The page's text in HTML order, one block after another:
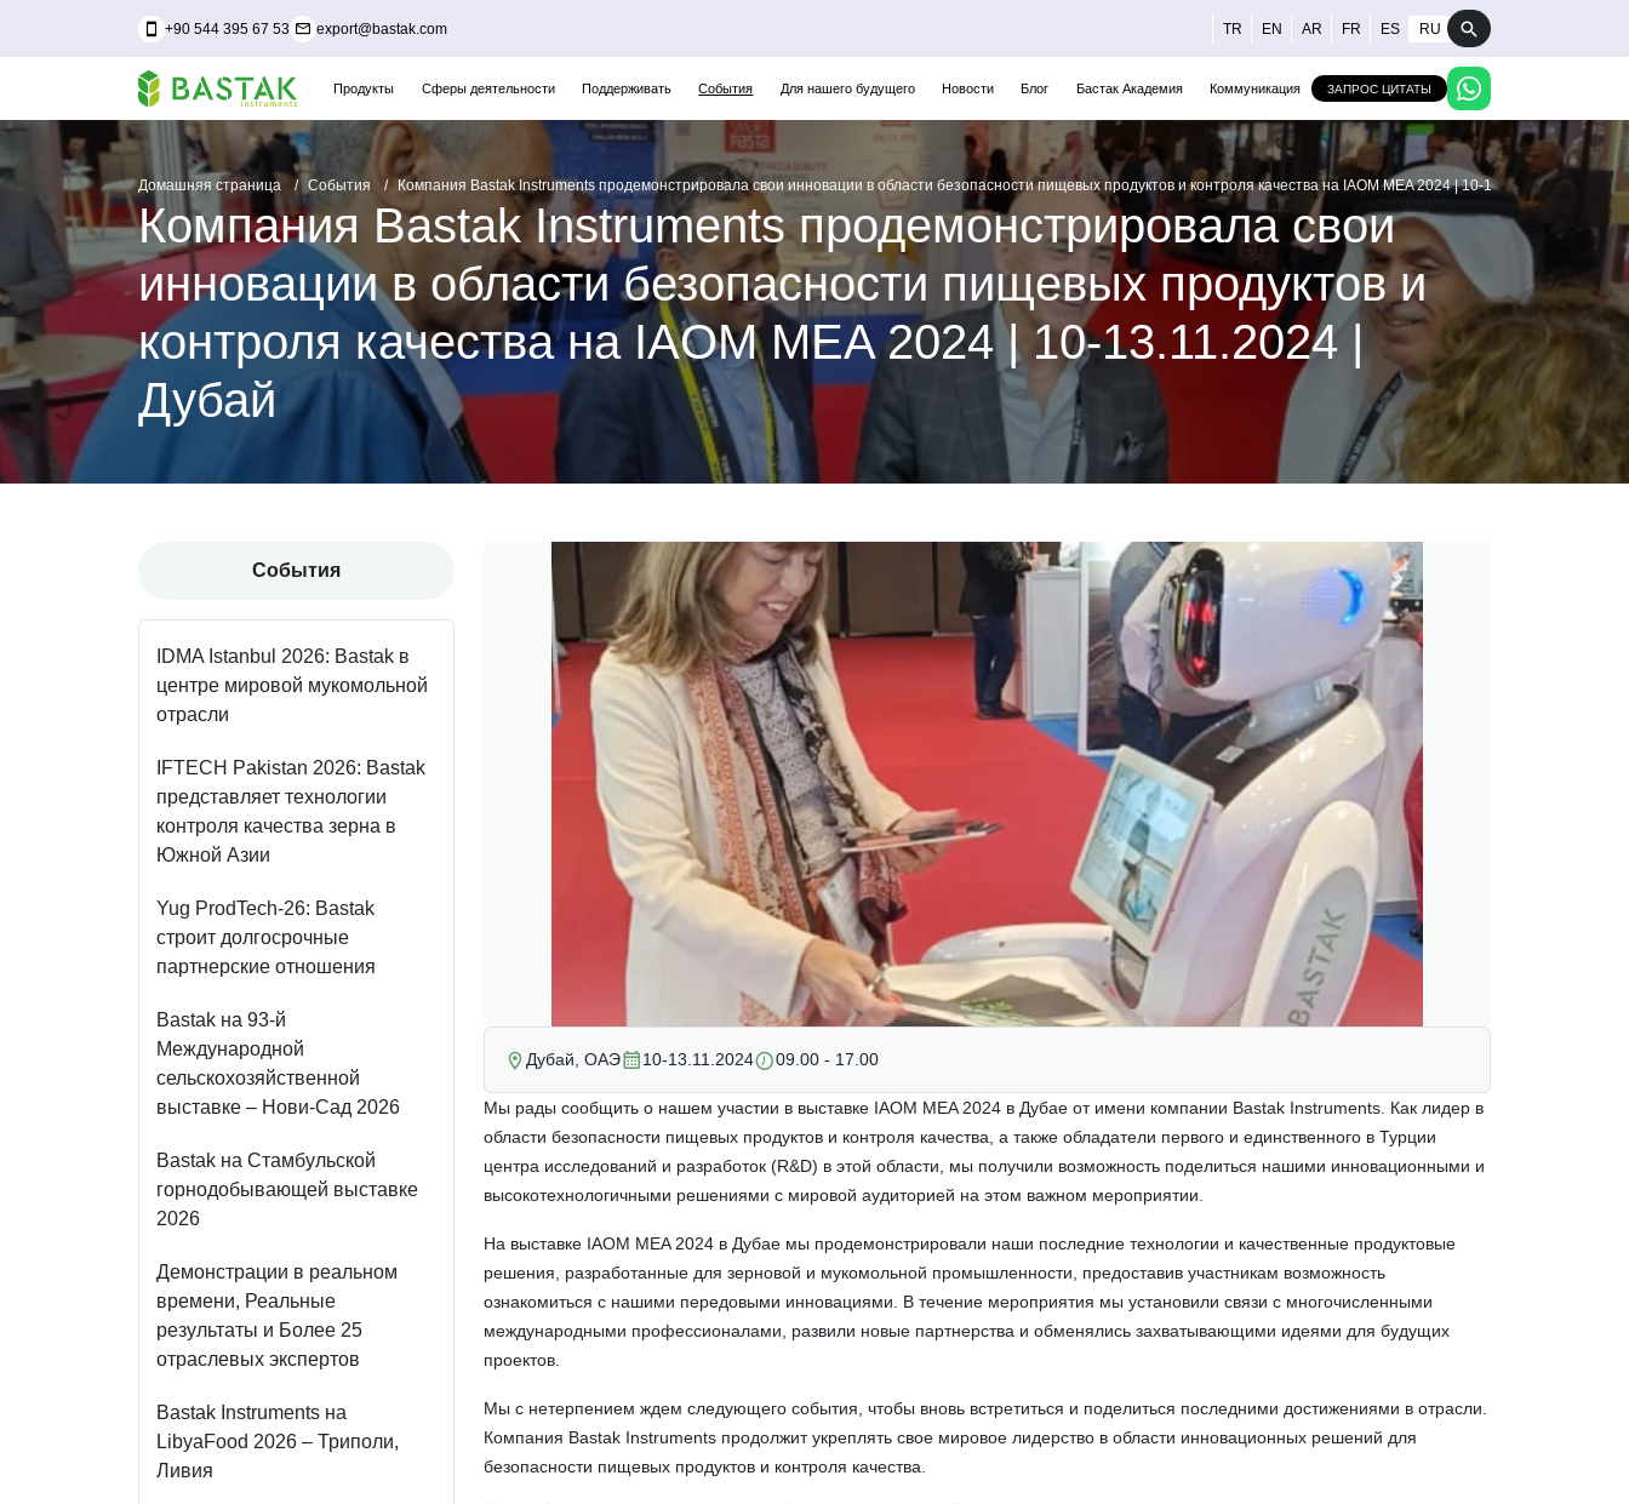
+90 544 395 67 53 export@bastak.com TR EN AR FR ES RU
Продукты Сферы деятельности Поддерживать События Для нашего будущего Новости Блог Бастак Академия Коммуникация ЗАПРОС ЦИТАТЫ
Домашняя страница События Компания Bastak Instruments продемонстрировала свои инновации в области безопасности пищевых продуктов и контроля качества на IAOM MEA 2024 | 10-13.11.2024 | Дубай
Компания Bastak Instruments продемонстрировала свои
инновации в области безопасности пищевых продуктов и
контроля качества на IAOM MEA 2024 | 10-13.11.2024 |
Дубай
События
IDMA Istanbul 2026: Bastak в
центре мировой мукомольной
отрасли
IFTECH Pakistan 2026: Bastak
представляет технологии
контроля качества зерна в
Южной Азии
Yug ProdTech-26: Bastak
строит долгосрочные
партнерские отношения
Bastak на 93-й
Международной
сельскохозяйственной
выставке – Нови-Сад 2026
Bastak на Стамбульской
горнодобывающей выставке
2026
Демонстрации в реальном
времени, Реальные
результаты и Более 25
отраслевых экспертов
Bastak Instruments на
LibyaFood 2026 – Триполи,
Ливия
Дубай, ОАЭ 10-13.11.2024 09.00 - 17.00
Мы рады сообщить о нашем участии в выставке IAOM MEA 2024 в Дубае от имени компании Bastak Instruments. Как лидер в
области безопасности пищевых продуктов и контроля качества, а также обладатели первого и единственного в Турции
центра исследований и разработок (R&D) в этой области, мы получили возможность поделиться нашими инновационными и
высокотехнологичными решениями с мировой аудиторией на этом важном мероприятии.
На выставке IAOM MEA 2024 в Дубае мы продемонстрировали наши последние технологии и качественные продуктовые
решения, разработанные для зерновой и мукомольной промышленности, предоставив участникам возможность
ознакомиться с нашими передовыми инновациями. В течение мероприятия мы установили связи с многочисленными
международными профессионалами, развили новые партнерства и обменялись захватывающими идеями для будущих
проектов.
Мы с нетерпением ждем следующего события, чтобы вновь встретиться и поделиться последними достижениями в отрасли.
Компания Bastak Instruments продолжит укреплять свое мировое лидерство в области инновационных решений для
безопасности пищевых продуктов и контроля качества.